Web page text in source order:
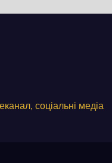
соціальні медіа